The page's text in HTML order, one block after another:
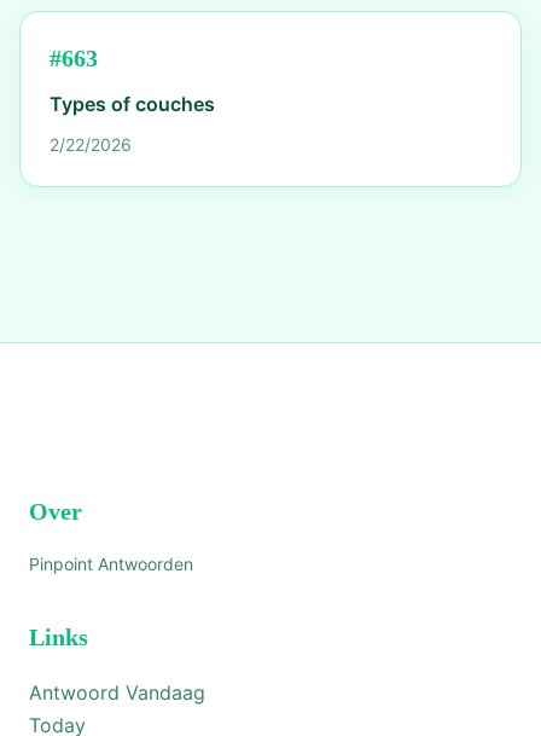
#663
Types of couches
2/22/2026
Over
Pinpoint Antwoorden
Links
Antwoord Vandaag
Today